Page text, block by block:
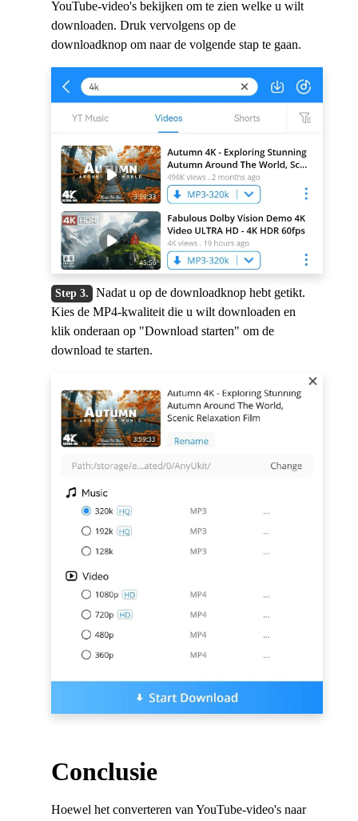
YouTube-video's bekijken om te zien welke u wilt
downloaden. Druk vervolgens op de
downloadknop om naar de volgende stap te gaan.
Nadat u op de downloadknop hebt getikt.
Kies de MP4-kwaliteit die u wilt downloaden en
klik onderaan op "Download starten" om de
download te starten.
Conclusie
Hoewel het converteren van YouTube-video's naar